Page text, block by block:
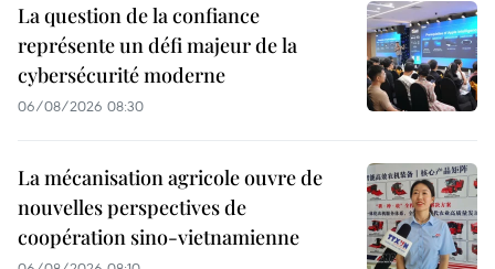
La question de la confiance
représente un défi majeur de la
cybersécurité moderne
06/08/2026 08:30
La mécanisation agricole ouvre de
nouvelles perspectives de
coopération sino-vietnamienne